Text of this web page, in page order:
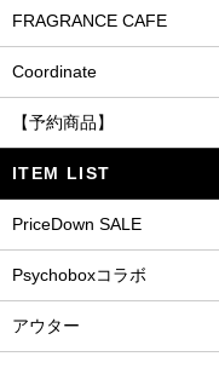
FRAGRANCE CAFE
Coordinate
【予約商品】
ITEM LIST
PriceDown SALE
Psychoboxコラボ
アウター